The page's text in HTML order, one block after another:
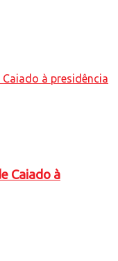
Caiado à